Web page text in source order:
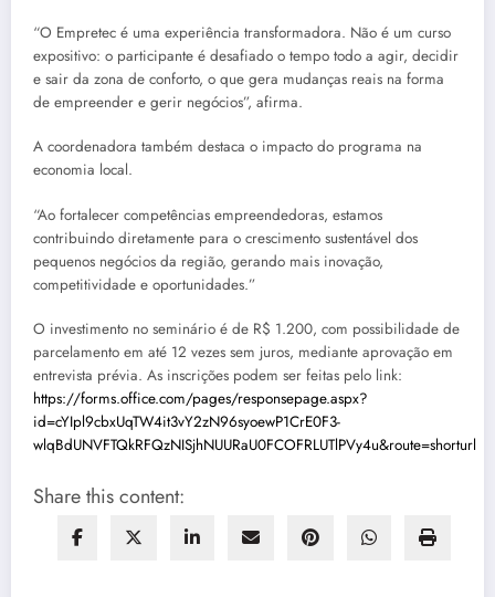
“O Empretec é uma experiência transformadora. Não é um curso
expositivo: o participante é desafiado o tempo todo a agir, decidir
e sair da zona de conforto, o que gera mudanças reais na forma
de empreender e gerir negócios”, afirma.
A coordenadora também destaca o impacto do programa na
economia local.
“Ao fortalecer competências empreendedoras, estamos
contribuindo diretamente para o crescimento sustentável dos
pequenos negócios da região, gerando mais inovação,
competitividade e oportunidades.”
O investimento no seminário é de R$ 1.200, com possibilidade de
parcelamento em até 12 vezes sem juros, mediante aprovação em
entrevista prévia. As inscrições podem ser feitas pelo link:
https://forms.office.com/pages/responsepage.aspx?
id=cYIpl9cbxUqTW4it3vY2zN96syoewP1CrE0F3-
wlqBdUNVFTQkRFQzNISjhNUURaU0FCOFRLUTlPVy4u&route=shorturl
Share this content: